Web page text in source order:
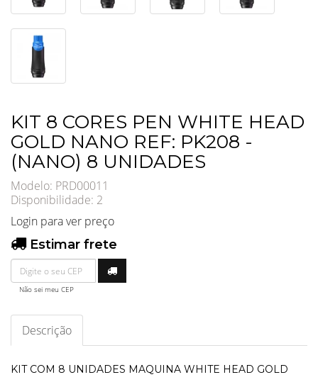
KIT 8 CORES PEN WHITE HEAD
GOLD NANO REF: PK208 -
(NANO) 8 UNIDADES
Modelo: PRD00011
Disponibilidade: 2
Login para ver preço
Estimar frete
Não sei meu CEP
Descrição
KIT COM 8 UNIDADES MAQUINA WHITE HEAD GOLD